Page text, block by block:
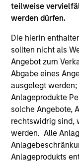
teilweise
werden dürfen.
Die hierin
sollten nicht als
Angebot zum
Abgabe eines
ausgelegt
Anlageprodukte
solche Angebote,
rechtswidrig sind,
werden. Alle
Anlageprodukts
ARTICLE
2026
Lens on
Management
The 2026
broader shift in
lines between
less distinct.
investment